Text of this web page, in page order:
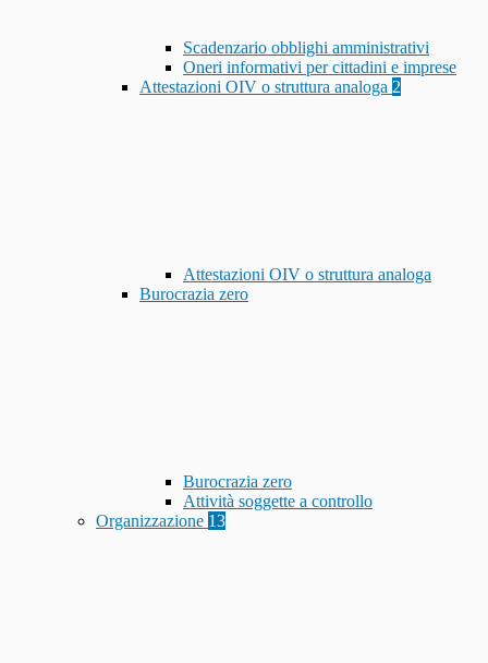
Scadenzario obblighi amministrativi
Oneri informativi per cittadini e imprese
Attestazioni OIV o struttura analoga 2
Attestazioni OIV o struttura analoga
Burocrazia zero
Burocrazia zero
Attività soggette a controllo
Organizzazione 13